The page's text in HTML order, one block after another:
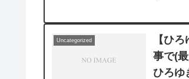
Uncategorized
【ひ
事で(
ひろ